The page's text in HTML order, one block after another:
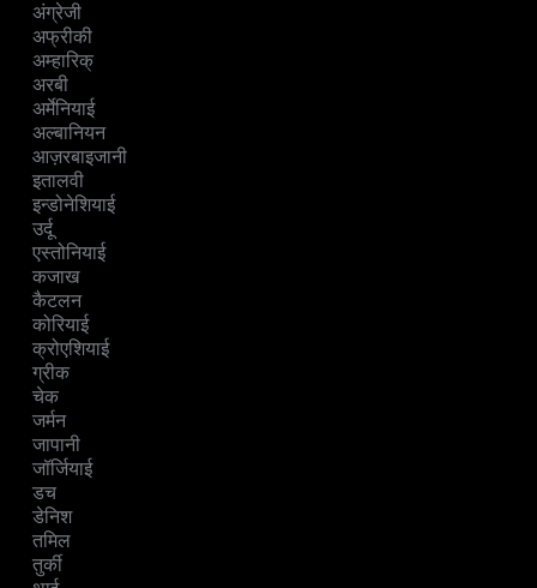
अंग्रेजी
अफ्रीकी
अम्हारिक्
अरबी
अर्मेनियाई
अल्बानियन
आज़रबाइजानी
इतालवी
इन्डोनेशियाई
उर्दू
एस्तोनियाई
कजाख
कैटलन
कोरियाई
क्रोएशियाई
ग्रीक
चेक
जर्मन
जापानी
जॉर्जियाई
डच
डेनिश
तमिल
तुर्की